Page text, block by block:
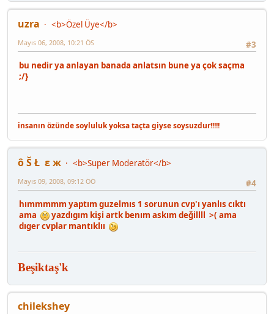
uzra
<b>Özel Üye</b>
#3
Mayıs 06, 2008, 10:21 ÖS
bu nedir ya anlayan banada anlatsın bune ya çok saçma
;/}
insanın özünde soyluluk yoksa taçta giyse soysuzdur!!!!!
ô Š Ł ε ж
<b>Super Moderatör</b>
#4
Mayıs 09, 2008, 09:12 ÖÖ
hımmmmm yaptım guzelmıs 1 sorunun cvp'ı yanlıs cıktı
ama
yazdıgım kişi artk benım askım değillll >( ama
dıger cvplar mantıklıı
Beşiktaş'k
chilekshey